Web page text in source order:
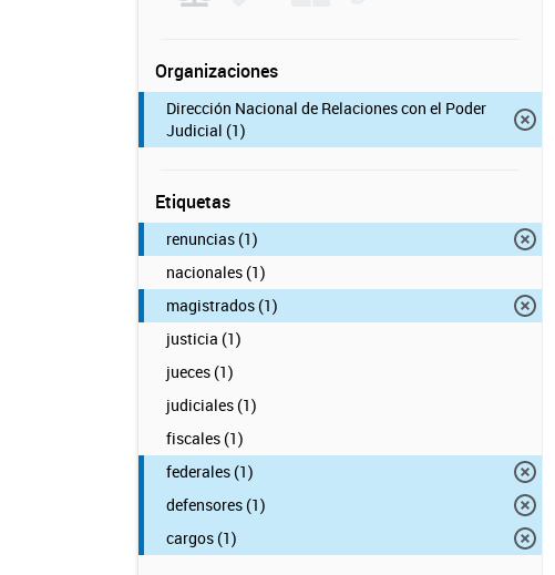
Organizaciones
Dirección Nacional de Relaciones con el Poder
Judicial (1)
Etiquetas
renuncias (1)
nacionales (1)
magistrados (1)
justicia (1)
jueces (1)
judiciales (1)
fiscales (1)
federales (1)
defensores (1)
cargos (1)